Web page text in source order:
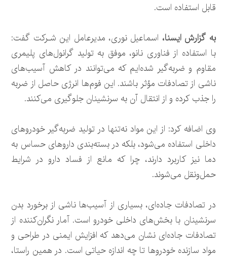
قابل استفاده است.
به گزارش ایسنا، اسماعیل نوری، مدیرعامل این شـرکت گفت:
با استفاده از فناوری نانو، موفق به تولید گرانول‌های پلیمری
مقاوم و ضربه‌گیر شده‌ایم که می‌توانند در کاهش آسیب‌های
ناشی از تصادفات مؤثر باشند. این فوم‌ها انرژی حاصل از ضربه
را جذب کرده و از انتقال آن به سرنشینان جلوگیری می‌کنند.
وی اضافه کرد: از این مواد نه‌تنها در تولید ضربه‌گیر خودروهای
داخلی استفاده می‌شود، بلکه در بسته‌بندی داروهای حساس به
دما نیز کاربرد دارند، چرا که مانع از فساد دارو در شرایط
حمل‌ونقل می‌شوند.
در تصادفات جاده‌ای، بسیاری از آسیب‌ها ناشی از برخورد بدن
سرنشینان با بخش‌های داخلی خودرو است. آمار نگران‌کننده از
تصادفات جاده‌ای نشان می‌دهد که افزایش ایمنی در طراحی و
مواد سازنده خودروها تا چه اندازه حیاتی است. در همین راستا،